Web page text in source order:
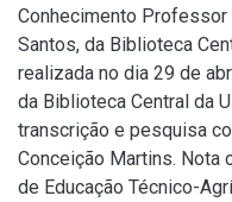
Conhecimento
Santos, da Biblioteca
realizada no dia 29 de
da Biblioteca Central da
transcrição e pesquisa
Conceição Martins. Nota
de Educação Técnico-